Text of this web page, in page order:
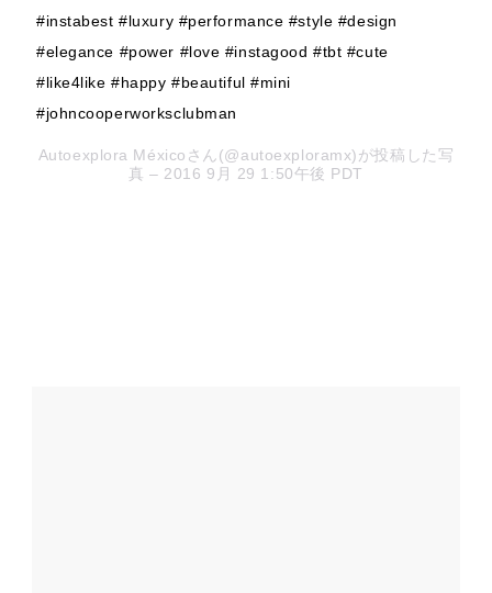
#instabest #luxury #performance #style #design
#elegance #power #love #instagood #tbt #cute
#like4like #happy #beautiful #mini
#johncooperworksclubman
Autoexplora Méxicoさん(@autoexploramx)が投稿した写
真 – 2016 9月 29 1:50午後 PDT